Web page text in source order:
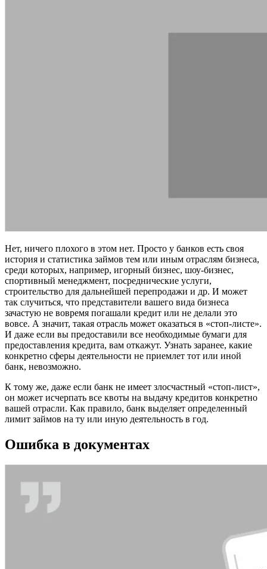
Нет, ничего плохого в этом нет. Просто у банков есть своя
история и статистика займов тем или иным отраслям бизнеса,
среди которых, например, игорный бизнес, шоу-бизнес,
спортивный менеджмент, посреднические услуги,
строительство для дальнейшей перепродажи и др. И может
так случиться, что представители вашего вида бизнеса
зачастую не вовремя погашали кредит или не делали это
вовсе. А значит, такая отрасль может оказаться в «стоп-листе».
И даже если вы предоставили все необходимые бумаги для
предоставления кредита, вам откажут. Узнать заранее, какие
конкретно сферы деятельности не приемлет тот или иной
банк, невозможно.
К тому же, даже если банк не имеет злосчастный «стоп-лист»,
он может исчерпать все квоты на выдачу кредитов конкретно
вашей отрасли. Как правило, банк выделяет определенный
лимит займов на ту или иную деятельность в год.
Ошибка в документах